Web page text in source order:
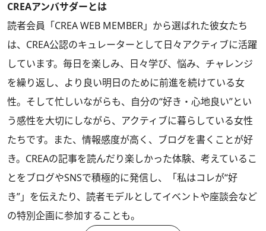
CREAアンバサダーとは
読者会員「CREA WEB MEMBER」から選ばれた彼女たち
は、CREA公認のキュレーターとして日々アクティブに活躍
しています。毎日を楽しみ、日々学び、悩み、チャレンジ
を繰り返し、より良い明日のために前進を続けている女
性。そして忙しいながらも、自分の“好き・心地良い”とい
う感性を大切にしながら、アクティブに暮らしている女性
たちです。また、情報感度が高く、ブログを書くことが好
き。CREAの記事を読んだり楽しかった体験、考えているこ
とをブログやSNSで積極的に発信し、「私はコレが“好
き”」を伝えたり、読者モデルとしてイベントや座談会など
の特別企画に参加することも。